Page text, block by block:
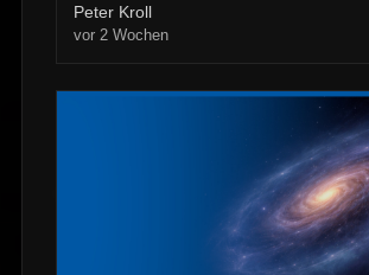
Peter Kroll
vor 2 Wochen